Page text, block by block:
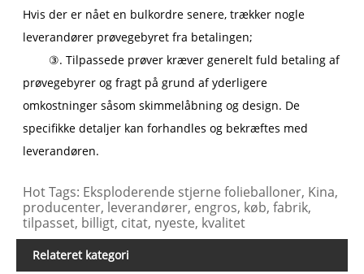
Hvis der er nået en bulkordre senere, trækker nogle
leverandører prøvegebyret fra betalingen;
③. Tilpassede prøver kræver generelt fuld betaling af
prøvegebyrer og fragt på grund af yderligere
omkostninger såsom skimmelåbning og design. De
specifikke detaljer kan forhandles og bekræftes med
leverandøren.
Hot Tags: Eksploderende stjerne folieballoner, Kina,
producenter, leverandører, engros, køb, fabrik,
tilpasset, billigt, citat, nyeste, kvalitet
Relateret kategori